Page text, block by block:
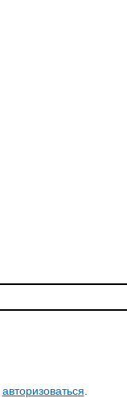
авторизоваться